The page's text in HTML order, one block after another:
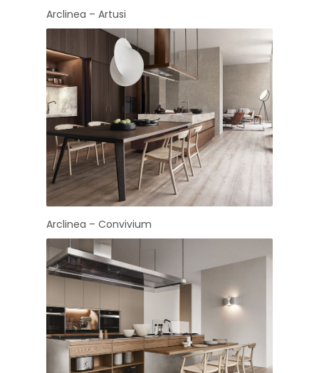
Arclinea – Artusi
Arclinea – Convivium